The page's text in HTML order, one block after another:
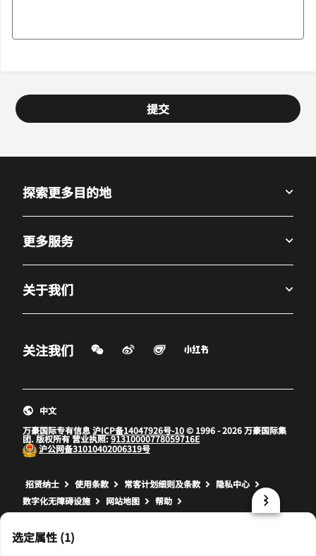
提交
选定属性 (1)
探索更多目的地
更多服务
关于我们
关注我们 微信扫一扫
微博
打开新窗口
飞猪
打开新窗口打开新窗口
万豪国际专有信息沪ICP备14047926号-10© 1996 - 2026 万豪国际集
团. 版权所有 营业执照:91310000778059716E
沪公网备31010402006319号
中文
招贤纳士 打开新窗口
使用条款 打开新窗口
常客计划细则及条款 打开新窗口
隐私中心
数字化无障碍设施
网站地图 帮助
prod17,AB414C0C-3444-5F32-A978-0DD4EADD7B8D,NA